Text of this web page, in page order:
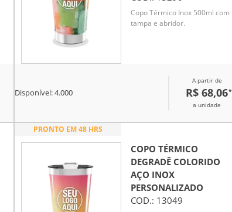
Copo Térmico Inox 500ml com
tampa e abridor.
Disponível:4.000
A partir de
R$ 68,06*
a unidade
PRONTO EM 48 HRS
COPO TÉRMICO
DEGRADÊ COLORIDO
AÇO INOX
PERSONALIZADO
COD.: 13049